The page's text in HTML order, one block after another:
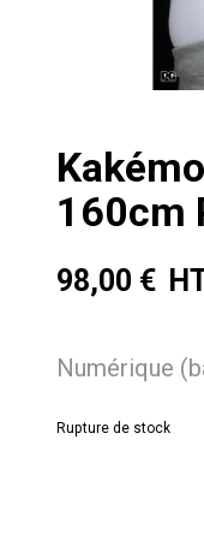
160cm
98,00 €
Numérique
Rupture de stock